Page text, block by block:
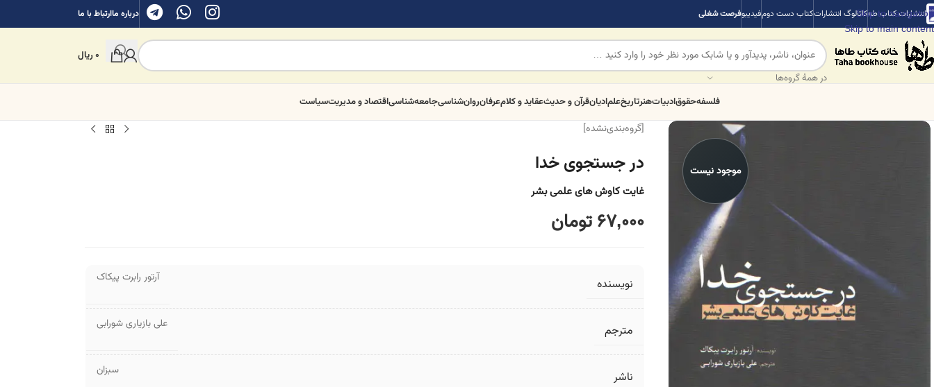
Skip to navigation
Skip to main content
انتشارات کتاب طهکاتالوگ انتشاراتکتاب دست دومفیدیبوفرصت شغلی درباره ماارتباط با ما
در همهٔ گروه‌ها
0ریال
فلسفهحقوقادبیاتهنرتاریخعلمادیانقرآن و حدیثعقاید و کلامعرفانروان‌شناسیجامعه‌شناسیاقتصاد و مدیریتسیاست
موجود نیست
[گروه‌بندی‌نشده]
در جستجوی خدا
غایت کاوش های علمی بشر
67,000 تومان
نویسنده آرتور رابرت پیکاک
مترجم علی بازیاری شورابی
ناشر سبزان